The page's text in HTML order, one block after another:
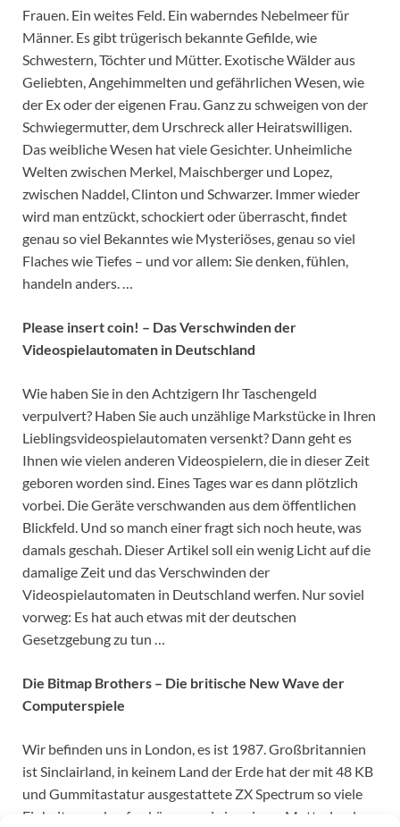
Frauen. Ein weites Feld. Ein waberndes Nebelmeer für
Männer. Es gibt trügerisch bekannte Gefilde, wie
Schwestern, Töchter und Mütter. Exotische Wälder aus
Geliebten, Angehimmelten und gefährlichen Wesen, wie
der Ex oder der eigenen Frau. Ganz zu schweigen von der
Schwiegermutter, dem Urschreck aller Heiratswilligen.
Das weibliche Wesen hat viele Gesichter. Unheimliche
Welten zwischen Merkel, Maischberger und Lopez,
zwischen Naddel, Clinton und Schwarzer. Immer wieder
wird man entzückt, schockiert oder überrascht, findet
genau so viel Bekanntes wie Mysteriöses, genau so viel
Flaches wie Tiefes – und vor allem: Sie denken, fühlen,
handeln anders. …
Please insert coin! – Das Verschwinden der
Videospielautomaten in Deutschland
Wie haben Sie in den Achtzigern Ihr Taschengeld
verpulvert? Haben Sie auch unzählige Markstücke in Ihren
Lieblingsvideospielautomaten versenkt? Dann geht es
Ihnen wie vielen anderen Videospielern, die in dieser Zeit
geboren worden sind. Eines Tages war es dann plötzlich
vorbei. Die Geräte verschwanden aus dem öffentlichen
Blickfeld. Und so manch einer fragt sich noch heute, was
damals geschah. Dieser Artikel soll ein wenig Licht auf die
damalige Zeit und das Verschwinden der
Videospielautomaten in Deutschland werfen. Nur soviel
vorweg: Es hat auch etwas mit der deutschen
Gesetzgebung zu tun …
Die Bitmap Brothers – Die britische New Wave der
Computerspiele
Wir befinden uns in London, es ist 1987. Großbritannien
ist Sinclairland, in keinem Land der Erde hat der mit 48 KB
und Gummitastatur ausgestattete ZX Spectrum so viele
Einheiten verkaufen können, wie in seinem Mutterland.